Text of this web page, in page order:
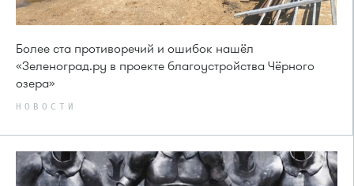
Более ста противоречий и ошибок нашёл
«Зеленоград.ру в проекте благоустройства Чёрного
озера»
НОВОСТИ